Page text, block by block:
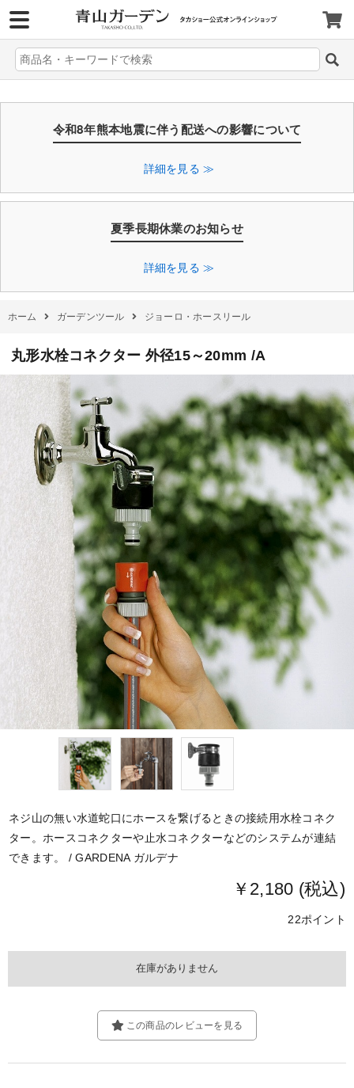
令和8年熊本地震に伴う配送への影響について
詳細を見る ≫
夏季長期休業のお知らせ
詳細を見る ≫
ホーム ガーデンツール ジョーロ・ホースリール
丸形水栓コネクター 外径15～20mm /A
ネジ山の無い水道蛇口にホースを繋げるときの接続用水栓コネク
ター。ホースコネクターや止水コネクターなどのシステムが連結
できます。 / GARDENA ガルデナ
￥2,180 (税込)
22ポイント
この商品のレビューを見る